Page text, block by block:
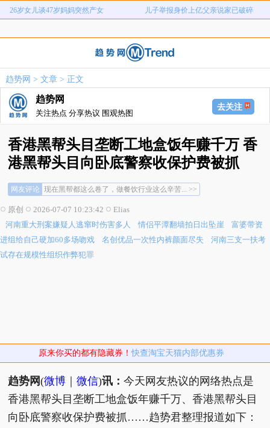
26岁女儿谈47岁妈妈突然产女 儿子举报身价上亿父亲说家已破碎
富婆带资进组给自己硬加60多场吻戏 名创优品一次性内裤颜面尽失
弊犯罪
女子开一天一夜空调后二氧化碳中毒
26岁女儿谈47岁妈妈突然产女 儿子举报身价上亿父亲说家已破碎
趋势网 > 文章> 正文
趋势网
关注热点 分享热议 围观热图
去关注
香港黑帮头目垄断工地盒饭年赚千万 香
港黑帮头目向卧底警察收保护费被抓
网友评论 只要能垄断，不管垄断什么，都能赚钱... >>
现在黑帮都这么卷了，做餐饮行业这么辛苦... >>
只要能垄断，不管垄断什么，都能赚钱... >>
团伙120多人，人均年入不到10万，还... >>
原创 2026-07-07 10:23:42
Elias
河南重大刑案嫌疑人逃窜时伤害多人
情侣平潭翻墙拍日出坠崖
富婆带资
进组给自己硬加60多场吻戏
名创优品一次性内裤颜面尽失
河南三支一扶考
试存在规模性组织作弊犯罪
原来你买的都有隐藏券！快查淘宝天猫内部优惠券
趋势网(微博 ｜微信)讯：今天网友热议的网络热点是
香港黑帮头目垄断工地盒饭年赚千万、香港黑帮头目
向卧底警察收保护费被抓……趋势君整理报道如下：